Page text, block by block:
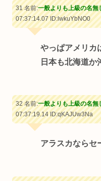
31 名前:一般よりも上級の名無
07:37:14.07ID:lwkuYbNO0
やっぱアメリカ
日本も北海道か
32 名前:一般よりも上級の名無
07:37:19.14ID:qKAJUw3Na
アラスカならセ